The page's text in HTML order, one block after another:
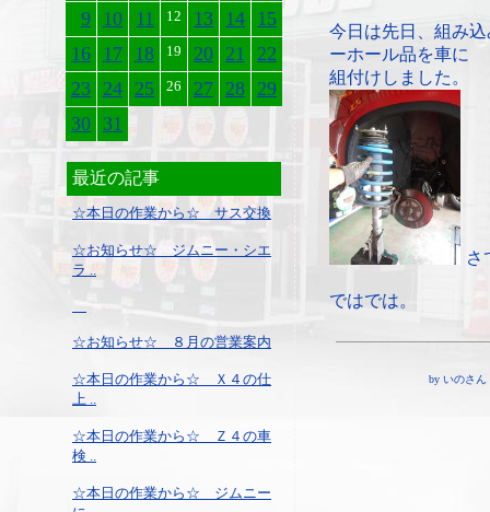
9 10 11 12 13 14 15
16 17 18 19 20 21 22
23 24 25 26 27 28 29
30 31
最近の記事
☆本日の作業から☆ サス交換
☆お知らせ☆ ジムニー・シエ
ラ ..
☆お知らせ☆ ８月の営業案内
☆本日の作業から☆ Ｘ４の仕
上 ..
☆本日の作業から☆ Ｚ４の車
検 ..
☆本日の作業から☆ ジムニー
今日は先日、組み
ーホール品を車に
組付けしました。
さ
ではでは。
by いのさん